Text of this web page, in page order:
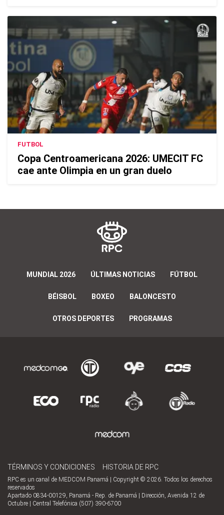
FUTBOL
Copa Centroamericana 2026: UMECIT FC
cae ante Olimpia en un gran duelo
MUNDIAL 2026 ÚLTIMAS NOTICIAS FÚTBOL
BÉISBOL BOXEO BALONCESTO
OTROS DEPORTES PROGRAMAS
TÉRMINOS Y CONDICIONES HISTORIA DE RPC
RPC es un canal de MEDCOM Panamá | Copyright © 2026. Todos los derechos
reservados
Apartado 0834-00129, Panamá - Rep. de Panamá | Dirección, Avenida 12 de
Octubre | Central Telefónica (507) 390-6700